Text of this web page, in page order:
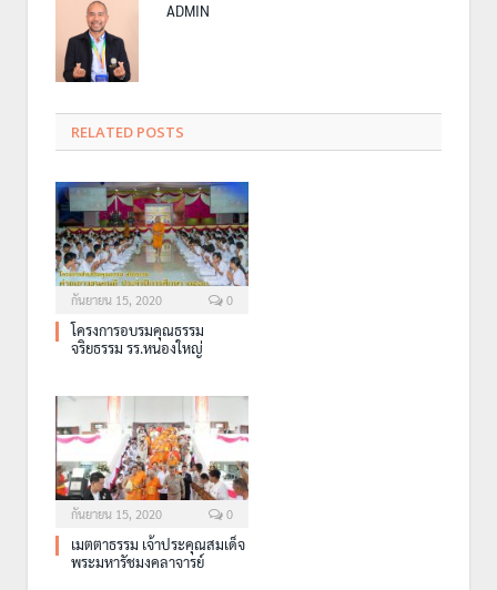
ADMIN
RELATED POSTS
กันยายน 15, 2020 0
โครงการอบรมคุณธรรม
จริยธรรม รร.หนองใหญ่
กันยายน 15, 2020 0
เมตตาธรรม เจ้าประคุณสมเด็จ
พระมหารัชมงคลาจารย์